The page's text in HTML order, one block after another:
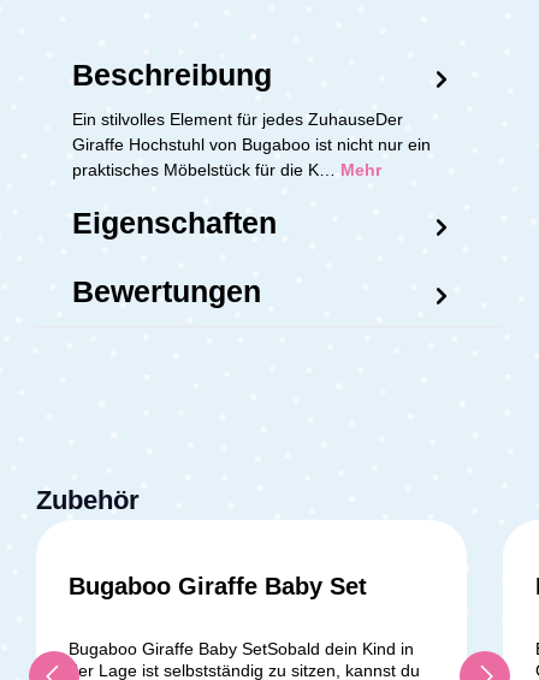
Beschreibung
Ein stilvolles Element für jedes ZuhauseDer
Giraffe Hochstuhl von Bugaboo ist nicht nur ein
praktisches Möbelstück für die K… Mehr
Eigenschaften
Bewertungen
Zubehör
Bugaboo Giraffe Baby Set
Bugaboo Giraffe Baby SetSobald dein Kind in
der Lage ist selbstständig zu sitzen, kannst du